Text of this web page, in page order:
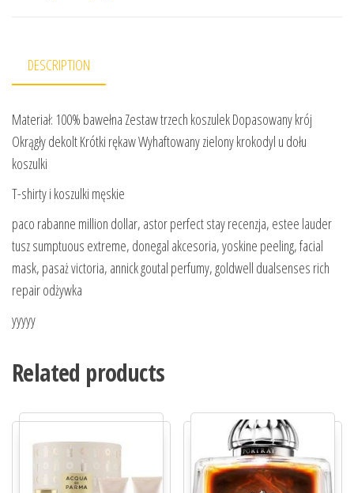
DESCRIPTION
Materiał: 100% bawełna Zestaw trzech koszulek Dopasowany krój
Okrągły dekolt Krótki rękaw Wyhaftowany zielony krokodyl u dołu
koszulki
T-shirty i koszulki męskie
paco rabanne million dollar, astor perfect stay recenzja, estee lauder
tusz sumptuous extreme, donegal akcesoria, yoskine peeling, facial
mask, pasaż victoria, annick goutal perfumy, goldwell dualsenses rich
repair odżywka
yyyyy
Related products